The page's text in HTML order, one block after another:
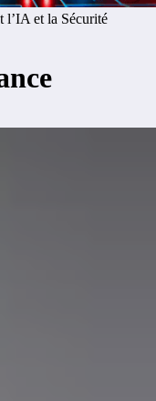
l’IA et la Sécurité